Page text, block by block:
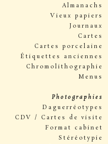
Almanachs
Vieux papiers
Journaux
Cartes
Cartes porcelaine
Étiquettes anciennes
Chromolithographie
Menus
Photographies
Daguerréotypes
CDV / Cartes de visite
Format cabinet
Stéréotypie